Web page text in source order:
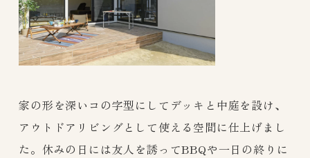
家の形を深いコの字型にしてデッキと中庭を設け、
アウトドアリビングとして使える空間に仕上げまし
た。休みの日には友人を誘ってBBQや一日の終りに